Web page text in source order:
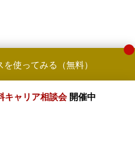
使ってみる（無料）
キャリア相談会 開催中